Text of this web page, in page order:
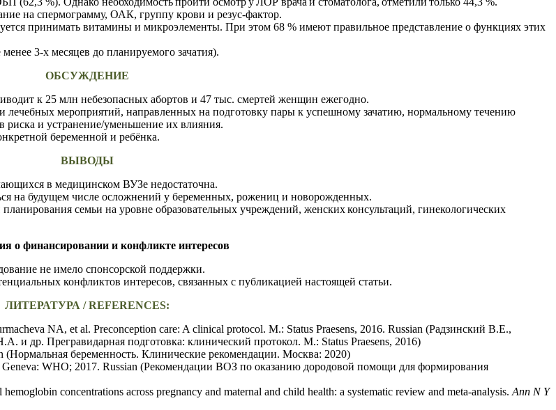
на спермограмму, ОАК, группу крови и резус-фактор.
принимать витамины и микроэлементы. При этом 68 % имеют правильное представление о функциях этих
3-х месяцев до планируемого зачатия).
ОБСУЖДЕНИЕ
к 25 млн небезопасных абортов и 47 тыс. смертей женщин ежегодно.
лечебных мероприятий, направленных на подготовку пары к успешному зачатию, нормальному течению
риска и устранение/уменьшение их влияния.
беременной и ребёнка.
ВЫВОДЫ
в медицинском ВУЗе недостаточна.
на будущем числе осложнений у беременных, рожениц и новорожденных.
семьи на уровне образовательных учреждений, женских консультаций, гинекологических
о финансировании и конфликте интересов
не имело спонсорской поддержки.
конфликтов интересов, связанных с публикацией настоящей статьи.
ЛИТЕРАТУРА / REFERENCES:
NA, et al. Preconception care: A clinical protocol. М.: Status Praesens, 2016. Russian (Радзинский В.Е.,
др. Прегравидарная подготовка: клинический протокол. М.: Status Praesens, 2016)
(Нормальная беременность. Клинические рекомендации. Москва: 2020)
: WHO; 2017. Russian (Рекомендации ВОЗ по оказанию дородовой помощи для формирования
concentrations across pregnancy and maternal and child health: a systematic review and meta-analysis. Ann N Y